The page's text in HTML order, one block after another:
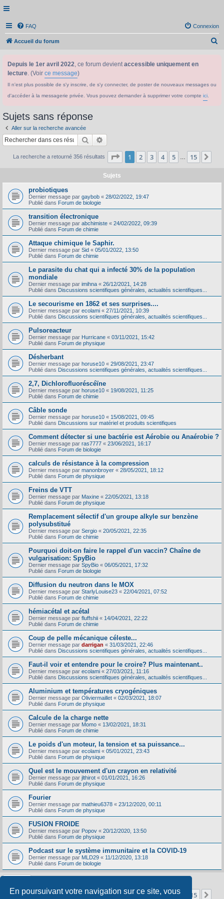
En poursuivant votre navigation sur ce site, vous
FAQ Connexion
Accueil du forum
Depuis le 1er avril 2022, ce forum devientaccessible uniquement en
lecture. (Voir ce message)
Il n'est plus possible de s'y inscrire, de s'y connecter, de poster de nouveaux messages ou
d'accéder à la messagerie privée. Vous pouvez demander à supprimer votre compte ici
Sujets sans réponse
Aller sur la recherche avancée
Rechercher
La recherche a retourné 356 résultats Page 1sur15
1 2 3 4 5 15
Sujets
probiotiques
Dernier message par gaybob « 28/02/2022, 19:47
Publié dans Forum de biologie
transition électronique
Dernier message par abchimiste « 24/02/2022, 09:39
Publié dans Forum de chimie
Attaque chimique le Saphir.
Dernier message par Sid « 05/01/2022, 13:50
Publié dans Forum de chimie
Le parasite du chat qui a infecté 30% de la population
mondiale
Dernier message par imihna « 26/12/2021, 14:28
Publié dans Discussions scientifiques générales, actualités scientifiques...
Le secourisme en 1862 et ses surprises....
Dernier message par ecolami « 27/11/2021, 10:39
Publié dans Discussions scientifiques générales, actualités scientifiques...
Pulsoreacteur
Dernier message par Hurricane « 03/11/2021, 15:42
Publié dans Forum de physique
Désherbant
Dernier message par horuse10 « 29/08/2021, 23:47
Publié dans Discussions scientifiques générales, actualités scientifiques...
2,7, Dichlorofluoréscéïne
Dernier message par horuse10 « 19/08/2021, 11:25
Publié dans Forum de chimie
Câble sonde
Dernier message par horuse10 « 15/08/2021, 09:45
Publié dans Discussions sur matériel et produits scientifiques
Comment détecter si une bactérie est Aérobie ou Anaérobie ?
Dernier message par ras7777 « 23/06/2021, 16:17
Publié dans Forum de biologie
calculs de résistance à la compression
Dernier message par manonbroyer « 28/05/2021, 18:12
Publié dans Forum de physique
Freins de VTT
Dernier message par Maxine « 22/05/2021, 13:18
Publié dans Forum de physique
Remplacement sélectif d'un groupe alkyle sur benzène
polysubstitué
Dernier message par Sergio « 20/05/2021, 22:35
Publié dans Forum de chimie
Pourquoi doit-on faire le rappel d'un vaccin? Chaîne de
vulgarisation: SpyBio
Dernier message par SpyBio « 06/05/2021, 17:32
Publié dans Forum de biologie
Diffusion du neutron dans le MOX
Dernier message par StarlyLouise23 « 22/04/2021, 07:52
Publié dans Forum de chimie
hémiacétal et acétal
Dernier message par fluffshii « 14/04/2021, 22:22
Publié dans Forum de chimie
Coup de pelle mécanique céleste...
Dernier message par darrigan « 31/03/2021, 22:46
Publié dans Discussions scientifiques générales, actualités scientifiques...
Faut-il voir et entendre pour le croire? Plus maintenant..
Dernier message par ecolami « 27/03/2021, 11:16
Publié dans Discussions scientifiques générales, actualités scientifiques...
Aluminium et températures cryogéniques
Dernier message par Oliviermaillet « 02/03/2021, 18:07
Publié dans Forum de physique
Calcule de la charge nette
Dernier message par Momo « 13/02/2021, 18:31
Publié dans Forum de chimie
Le poids d'un moteur, la tension et sa puissance...
Dernier message par ecolami « 05/01/2021, 23:43
Publié dans Forum de physique
Quel est le mouvement d'un crayon en relativité
Dernier message par jlthirot « 01/01/2021, 16:26
Publié dans Forum de physique
Fourier
Dernier message par mathieu6378 « 23/12/2020, 00:11
Publié dans Forum de physique
FUSION FROIDE
Dernier message par Popov « 20/12/2020, 13:50
Publié dans Forum de physique
Podcast sur le système immunitaire et la COVID-19
Dernier message par MLD29 « 11/12/2020, 13:18
Publié dans Forum de biologie
La recherche a retourné 356 résultats Page 1sur15
1 2 3 4 5 … 15